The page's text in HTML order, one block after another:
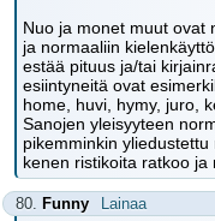
Nuo ja monet muut ovat
ja normaaliin
estää pituus ja/tai
esiintyneitä ovat
home, huvi, hymy, juro,
Sanojen yleisyyteen
pikemminkin yliedustettu
kenen ristikoita ratkoo ja
80. Funny Lainaa